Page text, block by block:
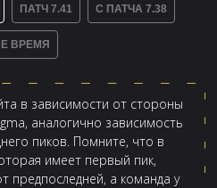
ПАТЧ 7.41 С ПАТЧА 7.38
ВРЕМЯ
в зависимости от стороны
аналогично зависимость
пиков. Помните, что в
имеет первый пик,
предпоследней, а команда у